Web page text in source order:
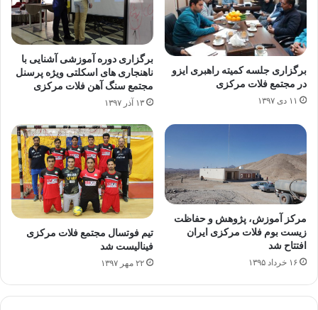
برگزاری جلسه کمیته راهبری ایزو
در مجتمع فلات مرکزی
۱۱ دی ۱۳۹۷
برگزاری دوره آموزشی آشنایی با
ناهنجاری های اسکلتی ویژه پرسنل
مجتمع سنگ آهن فلات مرکزی
۱۳ آذر ۱۳۹۷
مرکز آموزش، پژوهش و حفاظت
زیست بوم فلات مرکزی ایران
افتتاح شد
۱۶ خرداد ۱۳۹۵
تیم فوتسال مجتمع فلات مرکزی
فینالیست شد
۲۲ مهر ۱۳۹۷